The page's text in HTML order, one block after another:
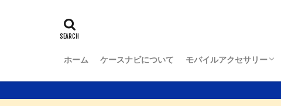
ホーム ケースナビについて モバイルアクセサリー
ケースの選び方
iPhoneケース
スマホケース（iPhone
芸能人のスマホケース
スマホアクセサリー
iPadケース
AirPodsケース
Apple Watchケース
Apple Watchバンド
AirTagケース
Switchケース
アイコスカバー
保護フィルム
充電機器
ハンディファン